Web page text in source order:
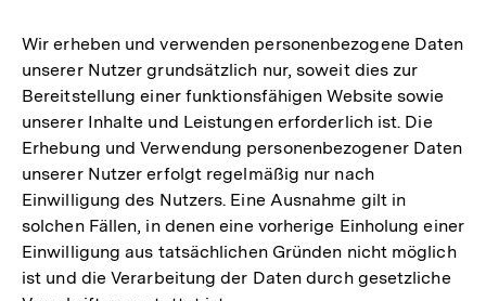
Wir erheben und verwenden personenbezogene Daten
unserer Nutzer grundsätzlich nur, soweit dies zur
Bereitstellung einer funktionsfähigen Website sowie
unserer Inhalte und Leistungen erforderlich ist. Die
Erhebung und Verwendung personenbezogener Daten
unserer Nutzer erfolgt regelmäßig nur nach
Einwilligung des Nutzers. Eine Ausnahme gilt in
solchen Fällen, in denen eine vorherige Einholung einer
Einwilligung aus tatsächlichen Gründen nicht möglich
ist und die Verarbeitung der Daten durch gesetzliche